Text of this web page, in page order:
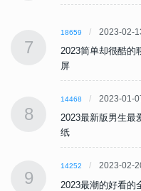
7
18659 2023-02-
2023简单却很酷的
屏
8
14468 2023-01-
2023最新版男生最
纸
9
14252 2023-02-
2023最潮的好看的